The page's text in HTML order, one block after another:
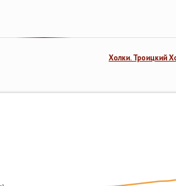
Еще один вариант — ехать прямым поездом из
Курского вокзала «Москва — Валуйки», с
Холки. Троицкий